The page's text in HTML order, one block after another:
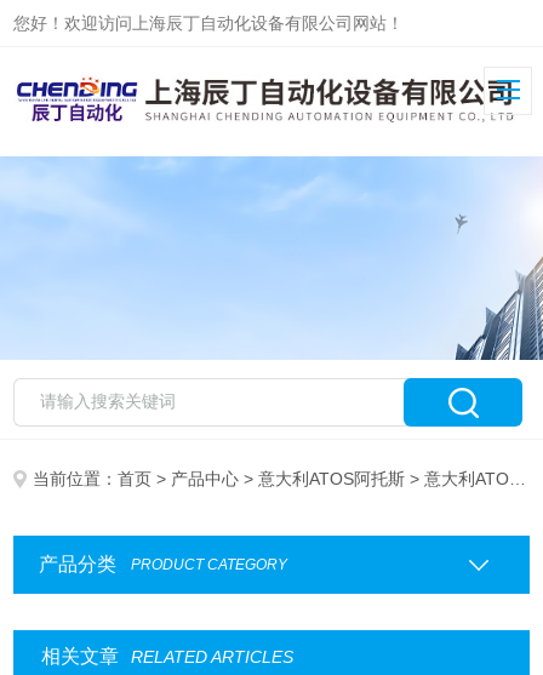
您好！欢迎访问上海辰丁自动化设备有限公司网站！
当前位置：首页 > 产品中心 >意大利ATOS阿托斯 > 意大利ATOS减压阀
产品分类 PRODUCT CATEGORY
相关文章 RELATED ARTICLES